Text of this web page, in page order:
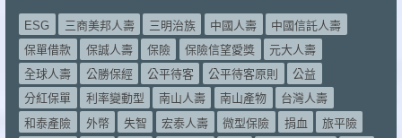
ESG 三商美邦人壽 三明治族 中國人壽
中國信託人壽
保單借款
保誠人壽 保險 保險信望愛獎
元大人壽
全球人壽
公勝保經 公平待客 公平待客原則
公益
分紅保單
利率變動型 南山人壽 南山產物
台灣人壽
和泰產險
外幣 失智 宏泰人壽 微型保險 捐血
旅平險